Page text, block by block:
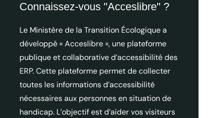
Connaissez-vous "Acceslibre" ?
Le Ministère de la Transition Écologique a
développé « Acceslibre », une plateforme
publique et collaborative d’accessibilité des
ERP. Cette plateforme permet de collecter
toutes les informations d’accessibilité
nécessaires aux personnes en situation de
handicap. L’objectif est d’aider vos visiteurs